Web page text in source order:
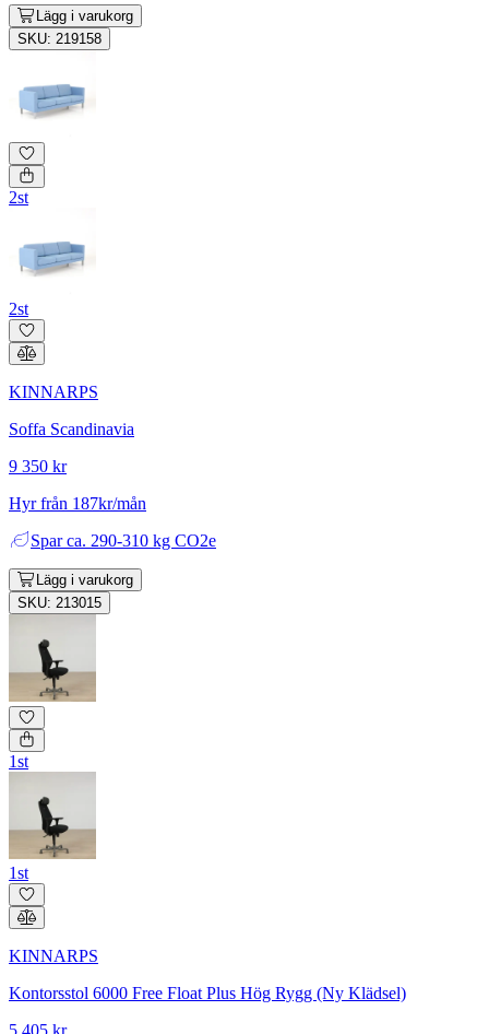
Lägg i varukorg
SKU: 219158
2st
2st
KINNARPS
Soffa Scandinavia
9 350 kr
Hyr från 187kr/mån
Spar ca. 290-310 kg CO2e
Lägg i varukorg
SKU: 213015
1st
1st
KINNARPS
Kontorsstol 6000 Free Float Plus Hög Rygg (Ny Klädsel)
5 405 kr